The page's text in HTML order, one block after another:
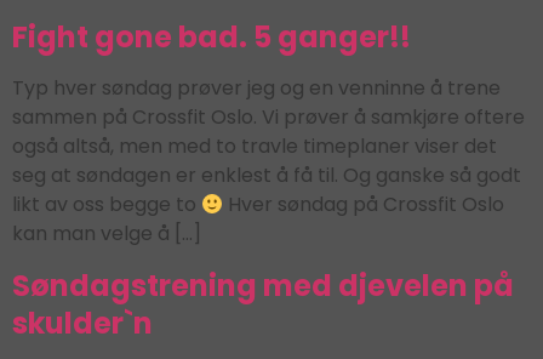
Fight gone bad. 5 ganger!!
Typ hver søndag prøver jeg og en venninne å trene
sammen på Crossfit Oslo. Vi prøver å samkjøre oftere
også altså, men med to travle timeplaner viser det
seg at søndagen er enklest å få til. Og ganske så godt
likt av oss begge to
Hver søndag på Crossfit Oslo
kan man velge å […]
Søndagstrening med djevelen på
skulder`n